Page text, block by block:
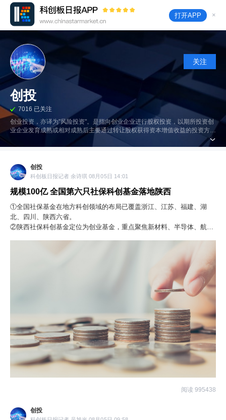
打开APP ×
关注
创投
7016 已关注
创业投资，亦译为"风险投资"。是指向创业企业进行股权投资，以期所投资创
业企业发育成熟或相对成熟后主要通过转让股权获得资本增值收益的投资方
创投
科创板日报记者 余诗琪 08月05日 14:01
规模100亿 全国第六只社保科创基金落地陕西
①全国社保基金在地方科创领域的布局已覆盖浙江、江苏、福建、湖
北、四川、陕西六省。
②陕西社保科创基金定位为创业基金，重点聚焦新材料、半导体、航空
阅读 995438
创投